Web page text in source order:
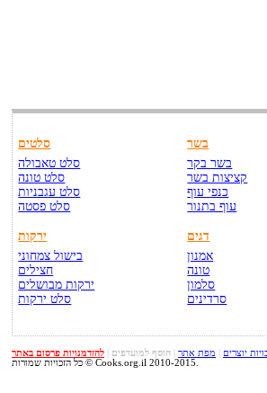
סלטים
סלט טאבולה
סלט טונה
סלט עגבניות
סלט פסטה
ירקות
בישול צמחוני
חצילים
ירקות מבושלים
סלט ירקות
בשר
בשר בקר
קציצות בשר
כנפי עוף
עוף בתנור
דגים
אמנון
טונה
סלמון
סרדינים
יוצרים מפת אתר הוסף למועדפים
להזדמנויות פרסום באתר
כל הזכויות שמורות © Cooks.org.il 2010-2015.